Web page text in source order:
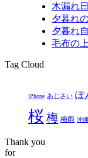
木漏れ
夕暮れ
夕暮れ
毛布の上
Tag Cloud
iPhone あじさい ぽ
桜 梅 梅雨 沖縄
Thank you
for